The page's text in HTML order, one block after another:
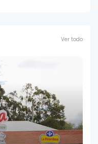
Ver todo